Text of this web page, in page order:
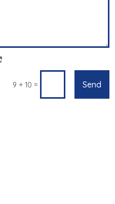
9 + 10 = Send